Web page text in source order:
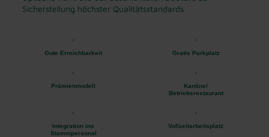
Sicherstellung höchster Qualitätsstandards
Gute Erreichbarkeit Gratis Parkplatz
Prämienmodell
Kantine/
Betriebsrestaurant
Integration ins
Stammpersonal
Vollzeitarbeitsplatz